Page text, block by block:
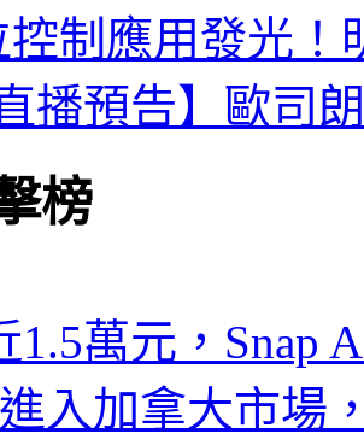
控制應用發光！
直播預告】歐司
榜
1.5萬元，Snap
入加拿大市場